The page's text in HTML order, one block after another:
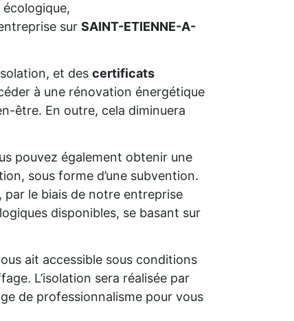
écologique,
sur SAINT-ETIENNE-A-
et des certificats
à une rénovation énergétique
être. En outre, cela diminuera
pouvez également obtenir une
sous forme d’une subvention.
par le biais de notre entreprise
disponibles, se basant sur
ait accessible sous conditions
L’isolation sera réalisée par
de professionnalisme pour vous